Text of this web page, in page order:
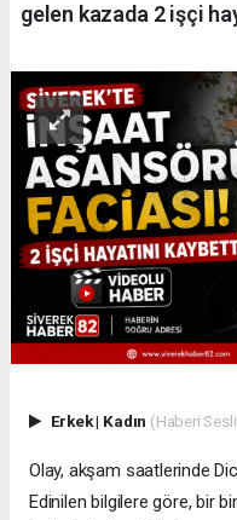
gelen kazada 2 işçi
Erkek| Kadın (Haberi
Olay, akşam saatlerinde
Edinilen bilgilere göre, bir